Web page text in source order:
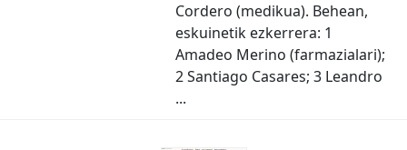
Cordero (medikua). Behean,
eskuinetik ezkerrera: 1
Amadeo Merino (farmazialari);
2 Santiago Casares; 3 Leandro
...